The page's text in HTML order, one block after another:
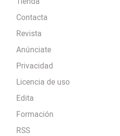
Contacta
Revista
Anúnciate
Privacidad
Licencia de uso
Edita
Formación
RSS